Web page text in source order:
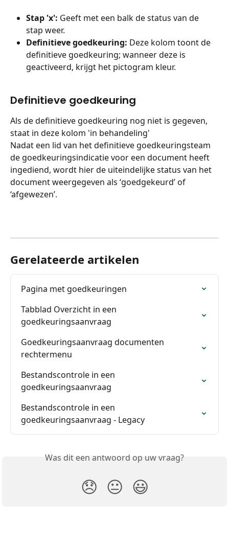
Stap 'x': Geeft met een balk de status van de
stap weer.
Definitieve goedkeuring: Deze kolom toont de
definitieve goedkeuring; wanneer deze is
geactiveerd, krijgt het pictogram kleur.
Definitieve goedkeuring
Als de definitieve goedkeuring nog niet is gegeven,
staat in deze kolom 'in behandeling'
Nadat een lid van het definitieve goedkeuringsteam
de goedkeuringsindicatie voor een document heeft
ingediend, wordt hier de uiteindelijke status van het
document weergegeven als ‘goedgekeurd’ of
‘afgewezen’.
Gerelateerde artikelen
Pagina met goedkeuringen
Tabblad Overzicht in een
goedkeuringsaanvraag
Goedkeuringsaanvraag documenten
rechtermenu
Bestandscontrole in een
goedkeuringsaanvraag
Bestandscontrole in een
goedkeuringsaanvraag - Legacy
Was dit een antwoord op uw vraag?
😞 😐 😃